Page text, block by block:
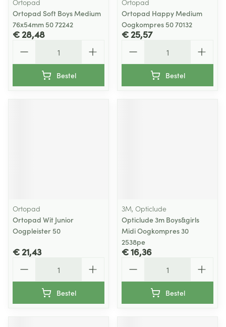
Ortopad
Ortopad Soft Boys Medium
76x54mm 50 72242
€ 28,48
Bestel
Ortopad
Ortopad Happy Medium
Oogkompres 50 70132
€ 25,57
Bestel
Ortopad
Ortopad Wit Junior
Oogpleister 50
€ 21,43
Bestel
3M, Opticlude
Opticlude 3m Boys&girls
Midi Oogkompres 30
2538pe
€ 16,36
Bestel